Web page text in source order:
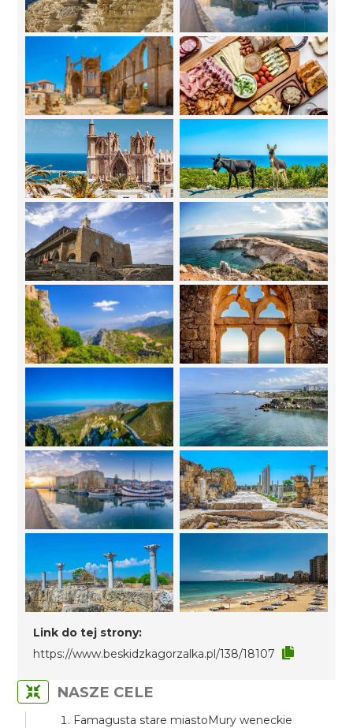
Link do tej strony:
https://www.beskidzkagorzalka.pl/138/18107
NASZE CELE
Famagusta stare miastoMury weneckie